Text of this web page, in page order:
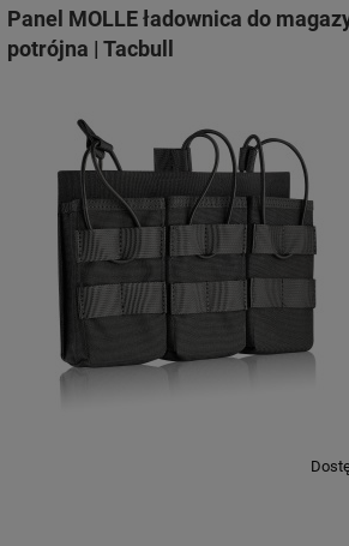
Panel MOLLE ładownica do
potrójna | Tacbull